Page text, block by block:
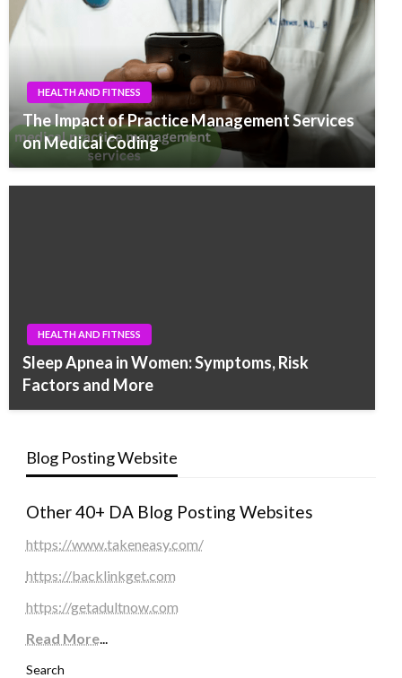
HEALTH AND FITNESS
The Impact of Practice Management Services
on Medical Coding
HEALTH AND FITNESS
Sleep Apnea in Women: Symptoms, Risk
Factors and More
Blog Posting Website
Other 40+ DA Blog Posting Websites
https://www.takeneasy.com/
https://backlinkget.com
https://getadultnow.com
Read More...
Search